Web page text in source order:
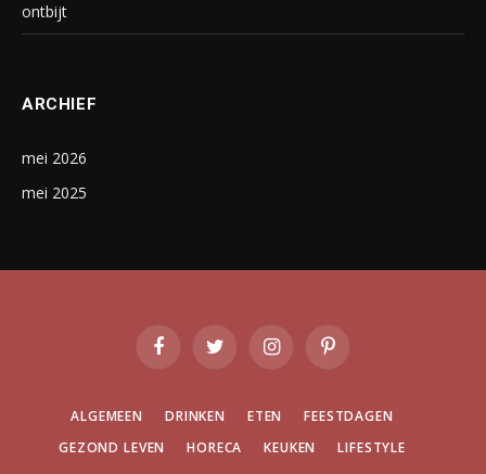
ontbijt
ARCHIEF
mei 2026
mei 2025
FacebookTwitter InstagramPinterest
ALGEMEEN DRINKEN ETEN
FEESTDAGEN
GEZOND LEVEN
HORECA KEUKEN
LIFESTYLE